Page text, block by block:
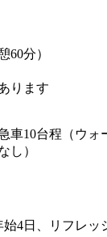
60分）
ります
車10台程（ウォ
し）
4日、リフレッ